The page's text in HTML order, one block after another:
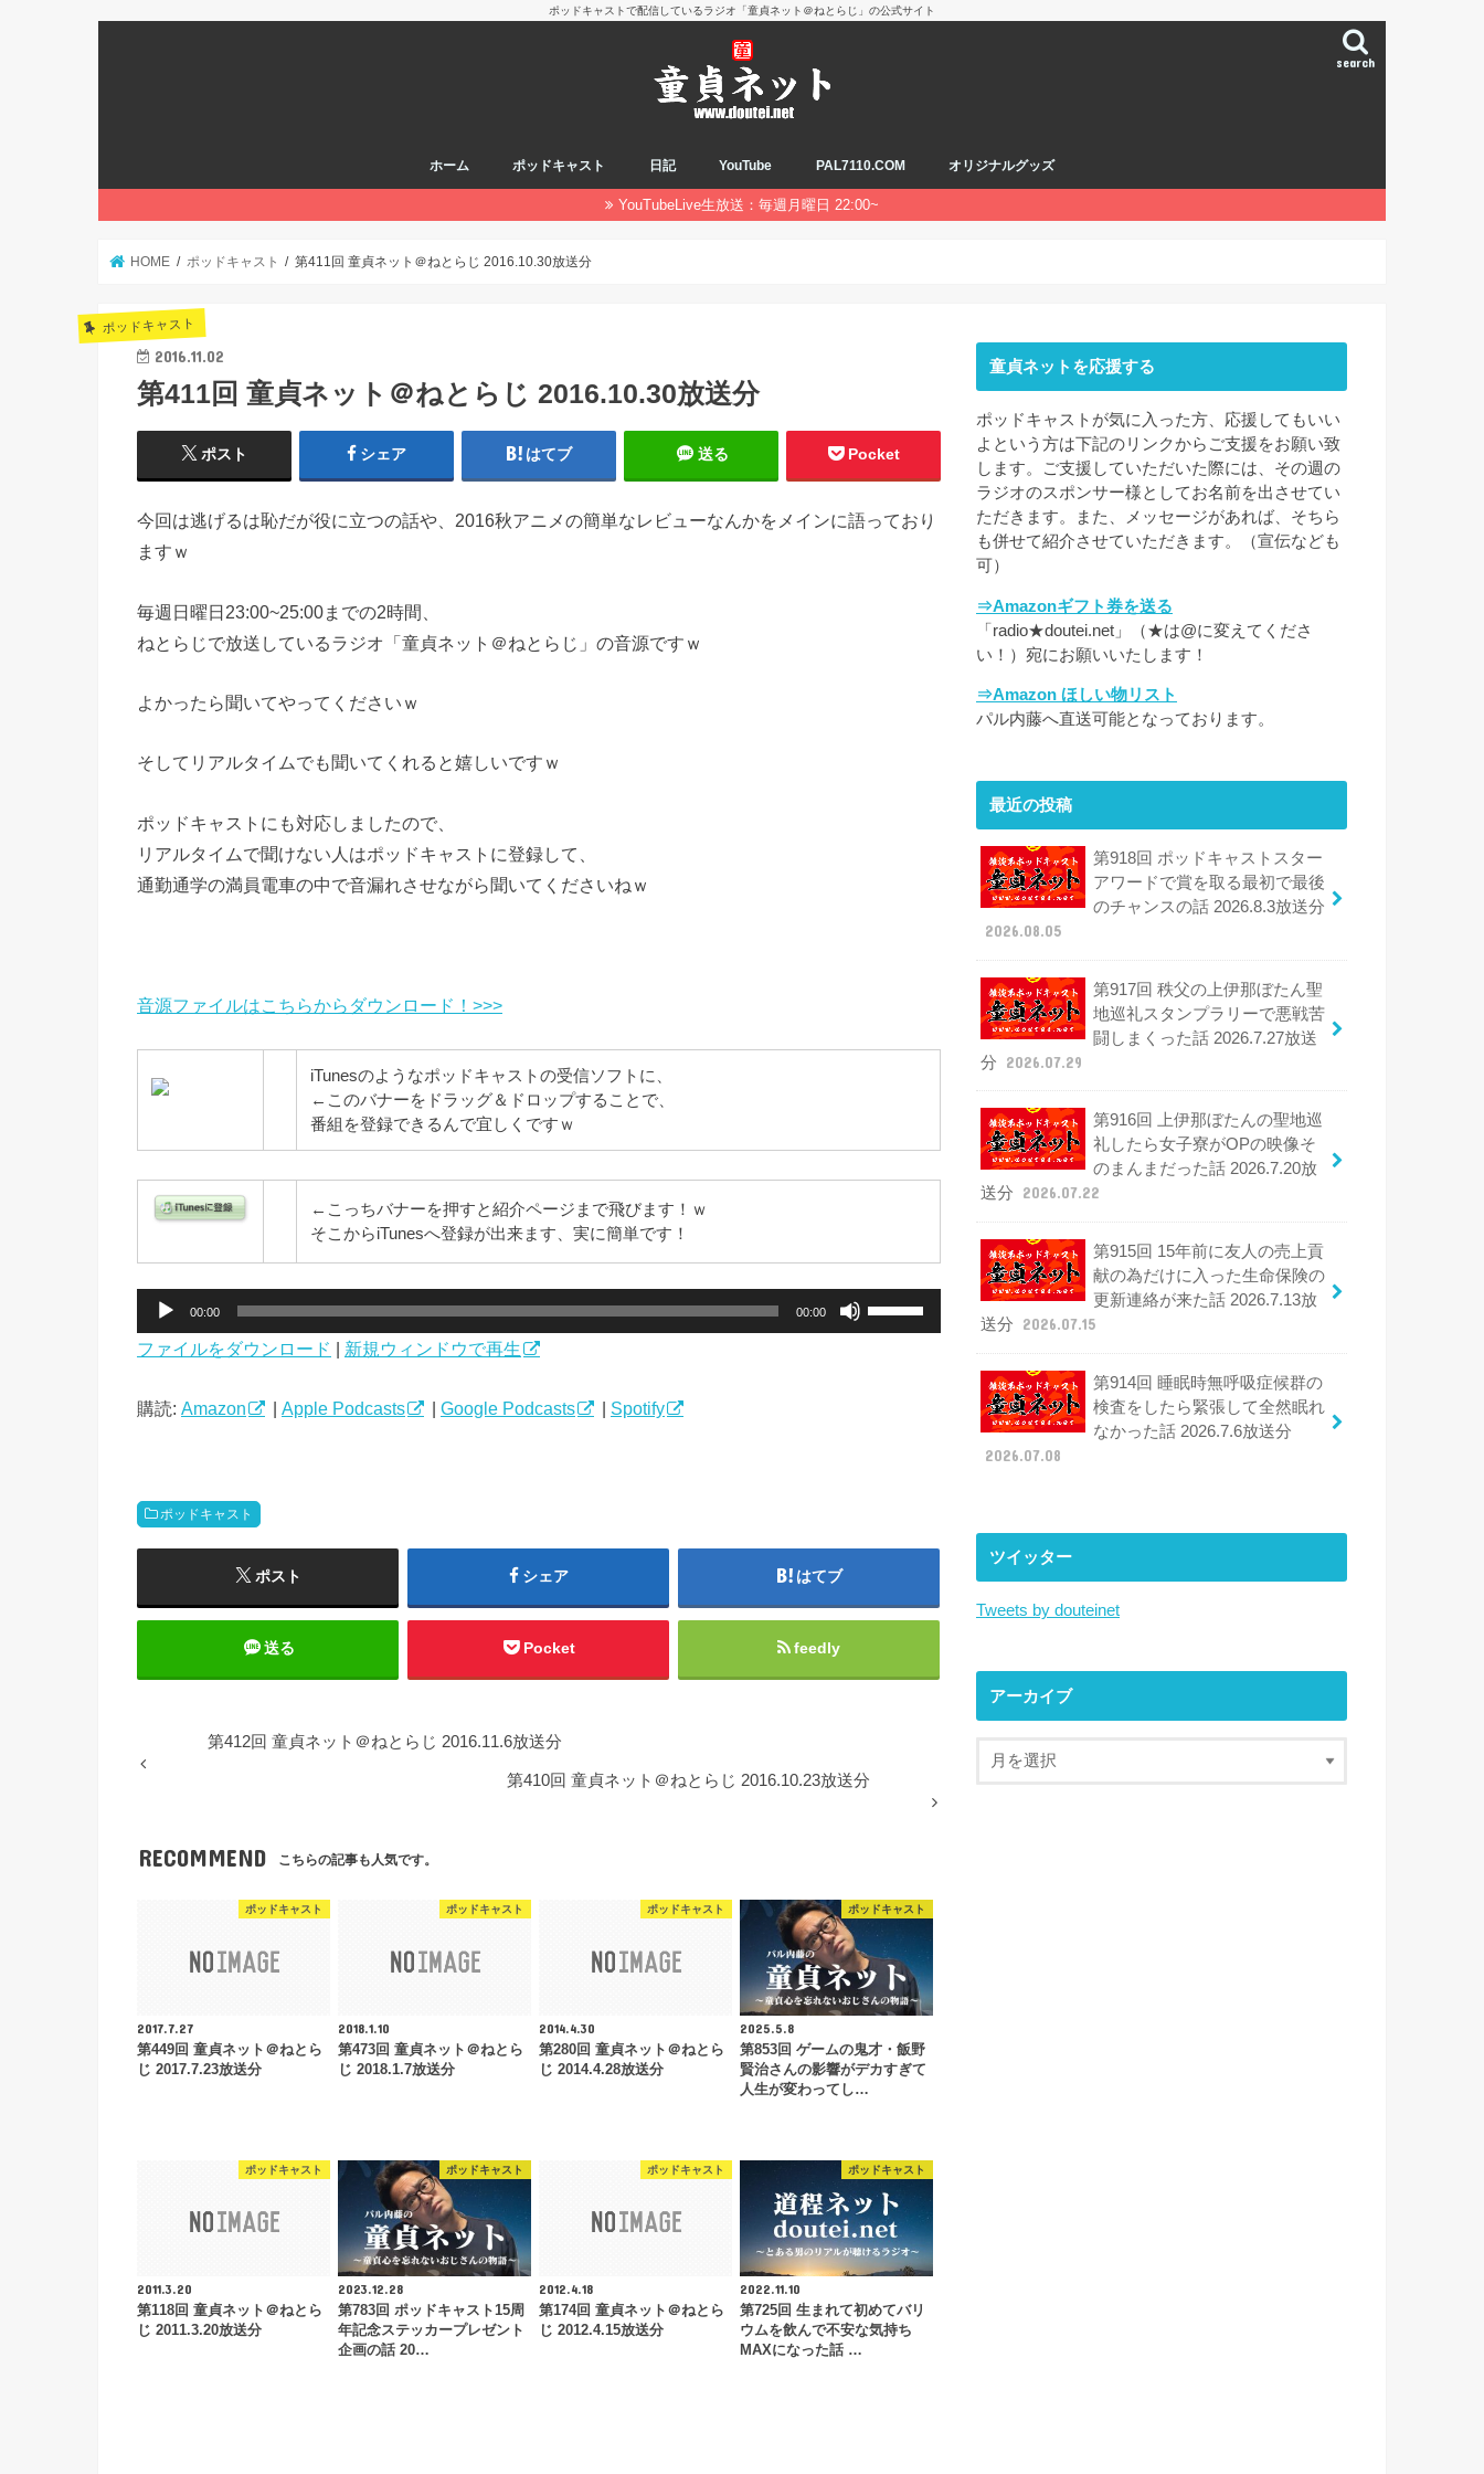
ポッドキャストで配信しているラジオ「童貞ネット＠ねとらじ」の公式サイト
search
ホーム ポッドキャスト 日記 YouTube PAL7110.COM オリジナルグッズ
YouTubeLive生放送：毎週月曜日 22:00~
HOME ポッドキャスト 第411回 童貞ネット＠ねとらじ 2016.10.30放送分
ポッドキャスト
2016.11.02
第411回 童貞ネット＠ねとらじ 2016.10.30放送分
ポスト シェア はてブ 送る Pocket
今回は逃げるは恥だが役に立つの話や、2016秋アニメの簡単なレビューなんかをメインに語っており
ますｗ
毎週日曜日23:00~25:00までの2時間、
ねとらじで放送しているラジオ「童貞ネット＠ねとらじ」の音源ですｗ
よかったら聞いてやってくださいｗ
そしてリアルタイムでも聞いてくれると嬉しいですｗ
ポッドキャストにも対応しましたので、
リアルタイムで聞けない人はポッドキャストに登録して、
通勤通学の満員電車の中で音漏れさせながら聞いてくださいねｗ
音源ファイルはこちらからダウンロード！>>>
iTunesのようなポッドキャストの受信ソフトに、
←このバナーをドラッグ＆ドロップすることで、
番組を登録できるんで宜しくですｗ
←こっちバナーを押すと紹介ページまで飛びます！ｗ
そこからiTunesへ登録が出来ます、実に簡単です！
プ
ー
00:00 00:00
印
ー
て
ファイルをダウンロード | 新規ウィンドウで再生
購読: Amazon Apple Podcasts Google Podcasts Spotify
ポッドキャスト
ポスト シェア はてブ
送る Pocket feedly
第412回 童貞ネット＠ねとらじ 2016.11.6放送分
第410回 童貞ネット＠ねとらじ 2016.10.23放送分
RECOMMEND こちらの記事も人気です。
ポッドキャスト
2017.7.27
第449回 童貞ネット＠ねとら
じ 2017.7.23放送分
ポッドキャスト
2018.1.10
第473回 童貞ネット＠ねとら
じ 2018.1.7放送分
ポッドキャスト
2014.4.30
第280回 童貞ネット＠ねとら
じ 2014.4.28放送分
ポッドキャスト
2025.5.8
第853回 ゲームの鬼才・飯野
賢治さんの影響がデカすぎて
人生が変わってし…
ポッドキャスト
2011.3.20
第118回 童貞ネット＠ねとら
じ 2011.3.20放送分
ポッドキャスト
2023.12.28
第783回 ポッドキャスト15周
年記念ステッカープレゼント
企画の話 20…
ポッドキャスト
2012.4.18
第174回 童貞ネット＠ねとら
じ 2012.4.15放送分
ポッドキャスト
2022.11.10
第725回 生まれて初めてバリ
ウムを飲んで不安な気持ち
MAXになった話 …
童貞ネットを応援する
ポッドキャストが気に入った方、応援してもいい
よという方は下記のリンクからご支援をお願い致
します。ご支援していただいた際には、その週の
ラジオのスポンサー様としてお名前を出させてい
ただきます。また、メッセージがあれば、そちら
も併せて紹介させていただきます。（宣伝なども
可）
⇒Amazonギフト券を送る
「radio★doutei.net」（★は@に変えてくださ
い！）宛にお願いいたします！
⇒Amazon ほしい物リスト
パル内藤へ直送可能となっております。
最近の投稿
第918回 ポッドキャストスター
アワードで賞を取る最初で最後
のチャンスの話 2026.8.3放送分
2026.08.05
第917回 秩父の上伊那ぼたん聖
地巡礼スタンプラリーで悪戦苦
闘しまくった話 2026.7.27放送
分
2026.07.29
第916回 上伊那ぼたんの聖地巡
礼したら女子寮がOPの映像そ
のまんまだった話 2026.7.20放
送分
2026.07.22
第915回 15年前に友人の売上貢
献の為だけに入った生命保険の
更新連絡が来た話 2026.7.13放
送分
2026.07.15
第914回 睡眠時無呼吸症候群の
検査をしたら緊張して全然眠れ
なかった話 2026.7.6放送分
2026.07.08
ツイッター
Tweets by douteinet
アーカイブ